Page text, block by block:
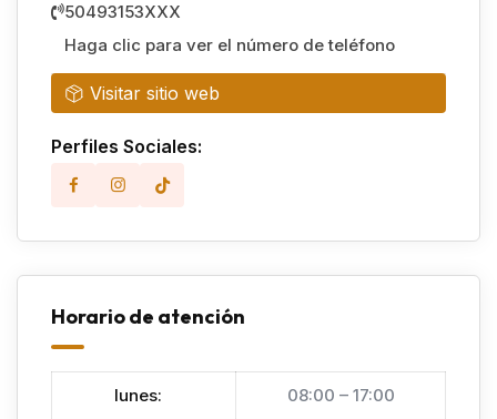
50493153XXX
Haga clic para ver el número de teléfono
Visitar sitio web
Perfiles Sociales:
Horario de atención
lunes: 08:00 – 17:00